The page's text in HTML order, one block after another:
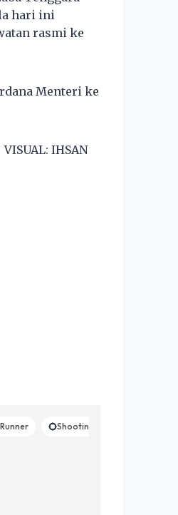
hari ini
rasmi ke
Menteri ke
IHSAN